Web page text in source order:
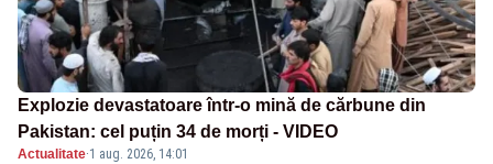
Explozie devastatoare într-o mină de cărbune din
Pakistan: cel puțin 34 de morți - VIDEO
Actualitate·1 aug. 2026, 14:01